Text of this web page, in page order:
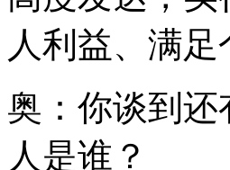
人利益、满足
奥：你谈到
人是谁？